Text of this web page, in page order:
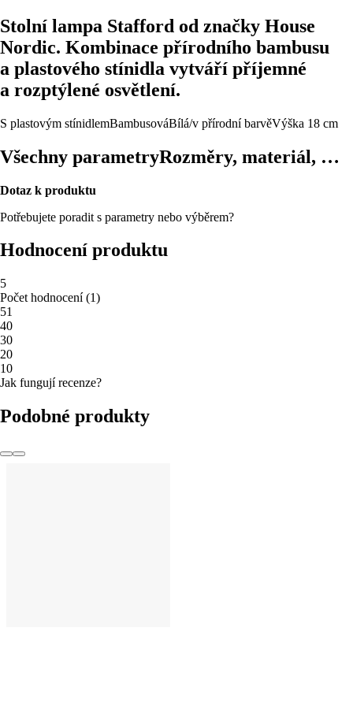
Stolní lampa Stafford od značky House
Nordic. Kombinace přírodního bambusu
a plastového stínidla vytváří příjemné
a rozptýlené osvětlení.
S plastovým stínidlemBambusováBílá/v přírodní barvěVýška 18 cm
Všechny parametryRozměry, materiál, …
Dotaz k produktu
Potřebujete poradit s parametry nebo výběrem?
Hodnocení produktu
5
Počet hodnocení(1)
51
40
30
20
10
Jak fungují recenze?
Podobné produkty